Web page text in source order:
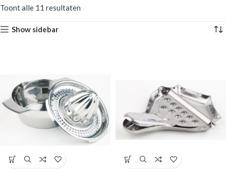
Toont alle 11 resultaten
Show sidebar